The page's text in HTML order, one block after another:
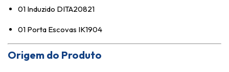
01 Induzido DITA20821
01 Porta Escovas IK1904
Origem do Produto